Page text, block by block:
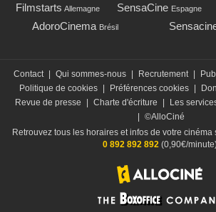
Filmstarts Allemagne SensaCine Espagne
AdoroCinema Brésil
Contact | Qui sommes-nous | Recrutement |
Politique de cookies | Préférences cookies |
Revue de presse
| Charte d'écriture | Les
| ©AlloCiné
Retrouvez tous les horaires et infos de votre
0 892 892 892 (0,90€/